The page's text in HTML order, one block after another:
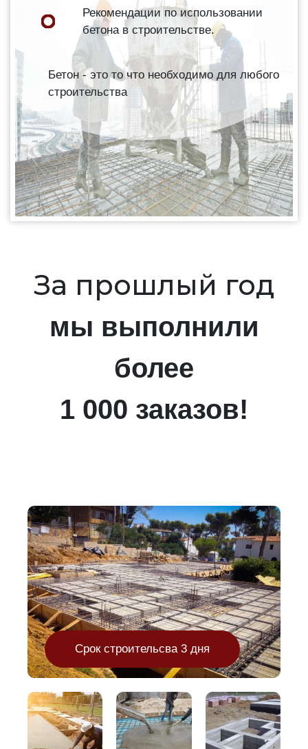
Рекомендации по использовании
бетона в строительстве.
Бетон - это то что необходимо для любого
строительства
За прошлый год
мы выполнили
более
1 000 заказов!
Срок строительсва 3 дня